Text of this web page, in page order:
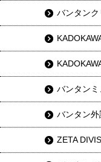
バンタン
バンタン
バンタン
ZETA